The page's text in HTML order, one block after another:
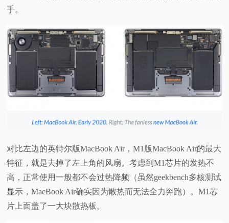
评
视
科
普
手。
对比左边的英特尔版MacBook Air，M1版MacBook Air的最大
特征，就是去掉了左上角的风扇。考虑到M1芯片的发热不
高，正常使用一般都不会过热降频（虽然geekbench多核测试
显示，MacBook Air确实因为散热而无法全力奔跑）。M1芯
片上面盖了一大块散热板。